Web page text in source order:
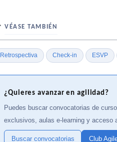
VÉASE TAMBIÉN
Retrospectiva Check-in ESVP
¿Quieres avanzar en agilidad?
Puedes buscar convocatorias de
exclusivos, aulas e-learning y acceso
Buscar convocatorias Club